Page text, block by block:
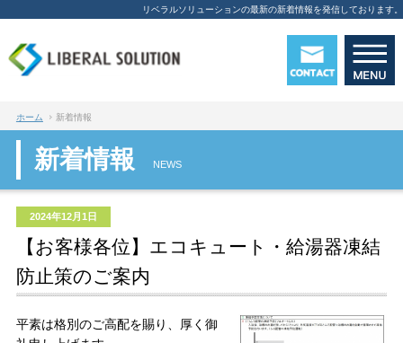
リベラルソリューションの最新の新着情報を発信しております。
ホーム 新着情報
新着情報 NEWS
2024年12月1日
【お客様各位】エコキュート・給湯器凍結
防止策のご案内
平素は格別のご高配を賜り、厚く御